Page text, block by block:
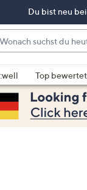
Du bist neu
Top bewertet